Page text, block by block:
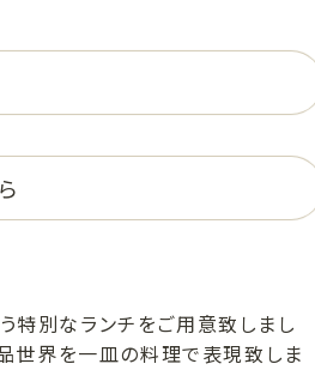
別なランチをご用意致しまし
世界を一皿の料理で表現致しま